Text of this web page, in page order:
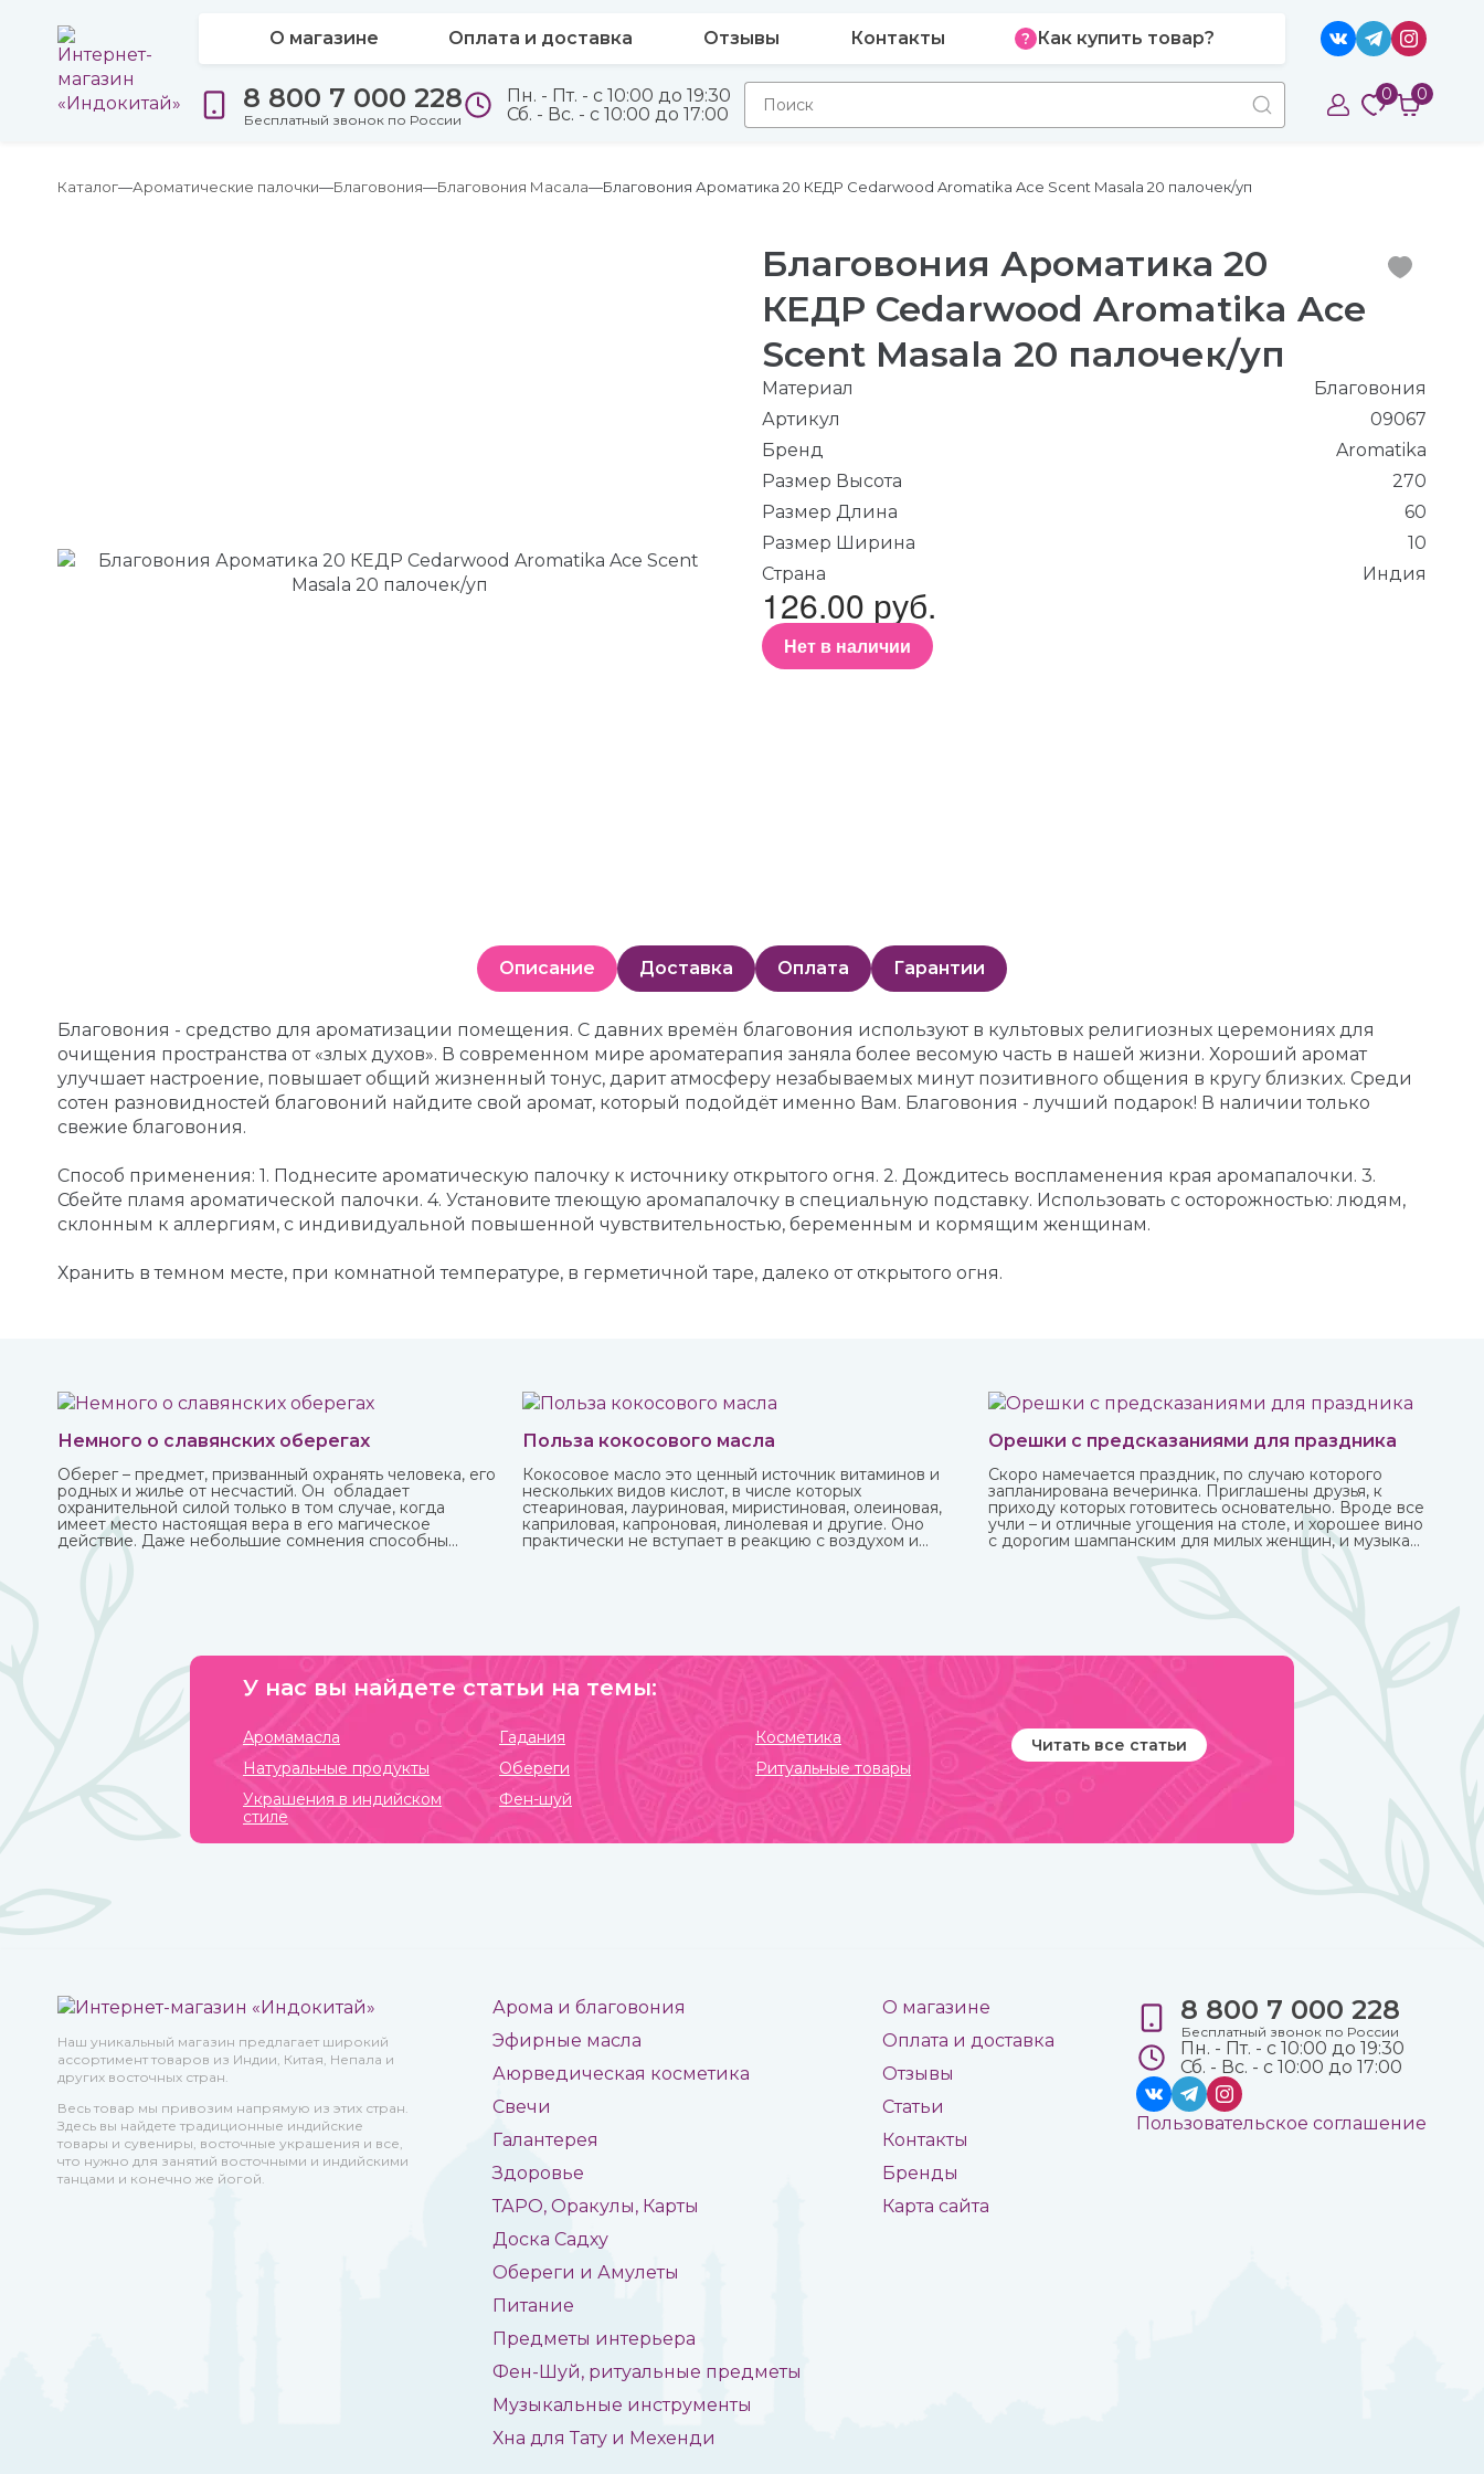
О магазине Оплата и доставка Отзывы Контакты Как купить товар?
8 800 7 000 228
Бесплатный звонок по России
Пн. - Пт. - с 10:00 до 19:30
Сб. - Вс. - с 10:00 до 17:00
0 0
Каталог Ароматические палочки Благовония Благовония Масала Благовония Ароматика 20 КЕДР Cedarwood Aromatika Ace Scent Masala 20 палочек/уп
Благовония Ароматика 20
КЕДР Cedarwood Aromatika Ace
Scent Masala 20 палочек/уп
Материал
Благовония
Артикул
09067
Бренд
Aromatika
Размер Высота
270
Размер Длина
60
Размер Ширина
10
Страна
Индия
126.00 руб.
Нет в наличии
Описание Доставка Оплата Гарантии
Благовония - средство для ароматизации помещения. С давних времён благовония используют в культовых религиозных церемониях для
очищения пространства от «злых духов». В современном мире ароматерапия заняла более весомую часть в нашей жизни. Хороший аромат
улучшает настроение, повышает общий жизненный тонус, дарит атмосферу незабываемых минут позитивного общения в кругу близких. Среди
сотен разновидностей благовоний найдите свой аромат, который подойдёт именно Вам. Благовония - лучший подарок! В наличии только
свежие благовония.
Способ применения: 1. Поднесите ароматическую палочку к источнику открытого огня. 2. Дождитесь воспламенения края аромапалочки. 3.
Сбейте пламя ароматической палочки. 4. Установите тлеющую аромапалочку в специальную подставку. Использовать с осторожностью: людям,
склонным к аллергиям, с индивидуальной повышенной чувствительностью, беременным и кормящим женщинам.
Хранить в темном месте, при комнатной температуре, в герметичной таре, далеко от открытого огня.
Немного о славянских оберегах
Оберег – предмет, призванный охранять человека, его
родных и жилье от несчастий. Он обладает
охранительной силой только в том случае, когда
имеет место настоящая вера в его магическое
действие. Даже небольшие сомнения способны
привести к разрушению его силы и страданиям
человека, для которого он изготавливался.
Польза кокосового масла
Кокосовое масло это ценный источник витаминов и
нескольких видов кислот, в числе которых
стеариновая, лауриновая, миристиновая, олеиновая,
каприловая, капроновая, линолевая и другие. Оно
практически не вступает в реакцию с воздухом и
Орешки с предсказаниями для праздника
Скоро намечается праздник, по случаю которого
запланирована вечеринка. Приглашены друзья, к
приходу которых готовитесь основательно. Вроде все
учли – и отличные угощения на столе, и хорошее вино
с дорогим шампанским для милых женщин, и музыка
на любой вкус. И все же чего-то не хватает? Конечно!
Это интересного и необычного развлечения, которое
должно прийтись по нраву всем.
У нас вы найдете статьи на темы:
Аромамасла Гадания
Косметика
Натуральные продукты
Обереги
Ритуальные товары
Украшения в индийском
стиле
Фен-шуй
Читать все статьи
Наш уникальный магазин предлагает широкий
ассортимент товаров из Индии, Китая, Непала и
других восточных стран.
Весь товар мы привозим напрямую из этих стран.
Здесь вы найдете традиционные индийские
товары и сувениры, восточные украшения и все,
что нужно для занятий восточными и индийскими
танцами и конечно же йогой.
Арома и благовония
Эфирные масла
Аюрведическая косметика
Свечи
Галантерея
Здоровье
ТАРО, Оракулы, Карты
Доска Садху
Обереги и Амулеты
Питание
Предметы интерьера
Фен-Шуй, ритуальные предметы
Музыкальные инструменты
Хна для Тату и Мехенди
О магазине
Оплата и доставка
Отзывы
Статьи
Контакты
Бренды
Карта сайта
8 800 7 000 228
Бесплатный звонок по России
Пн. - Пт. - с 10:00 до 19:30
Сб. - Вс. - с 10:00 до 17:00
Пользовательское соглашение